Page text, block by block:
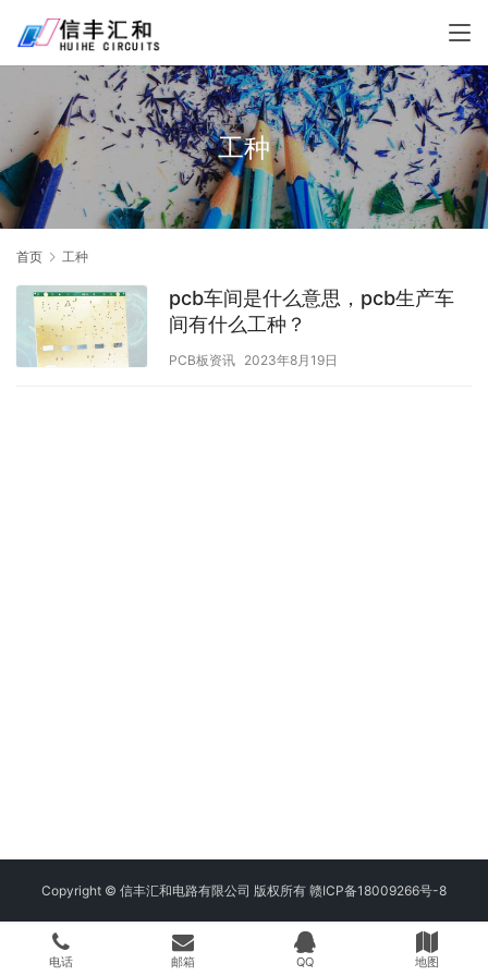
工种
首页 工种
pcb车间是什么意思，pcb生产车
间有什么工种？
PCB板资讯 2023年8月19日
Copyright © 信丰汇和电路有限公司 版权所有 赣ICP备18009266号-8
电话 邮箱 QQ 地图